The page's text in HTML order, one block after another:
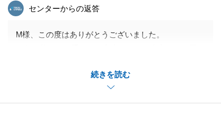
続きを読む
東急リバブル
センターからの返答
M様、この度はありがとうございました。
何かお困り事がございましたらお声がけいただけます
今後ともどうぞよろしくお願いいたします。